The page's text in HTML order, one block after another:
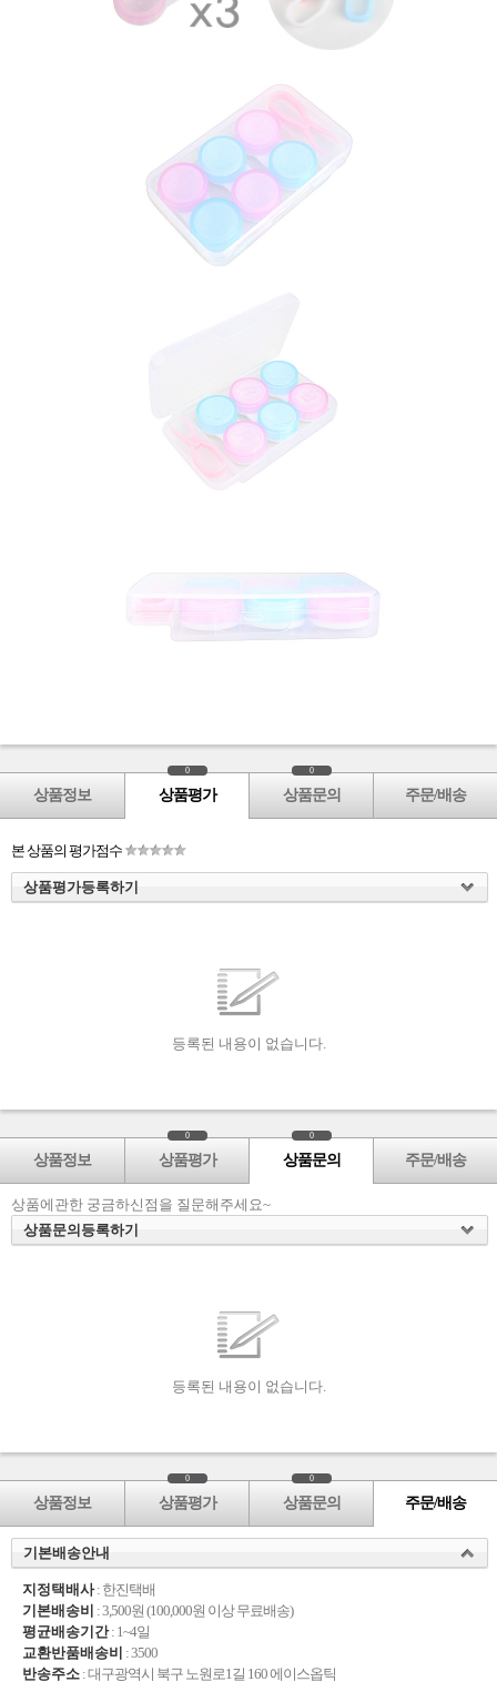
상품정보
0
상품평가
0
상품문의 주문/배송
본 상품의 평가점수
상품평가등록하기
등록된 내용이 없습니다.
상품정보
0
상품평가
0
상품문의 주문/배송
상품에관한 궁금하신점을 질문해주세요~
상품문의등록하기
등록된 내용이 없습니다.
상품정보
0
상품평가
0
상품문의 주문/배송
기본배송안내
지정택배사: 한진택배
기본배송비 : 3,500원 (100,000원 이상 무료배송)
평균배송기간: 1~4일
교환반품배송비 : 3500
반송주소 : 대구광역시 북구 노원로1길 160 에이스옵틱